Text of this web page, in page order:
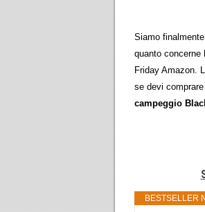
Siamo
quanto concerne
Friday Amazon.
se devi comprare
campeggio
BESTSELLER